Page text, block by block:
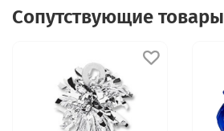
Сопутствующие товары